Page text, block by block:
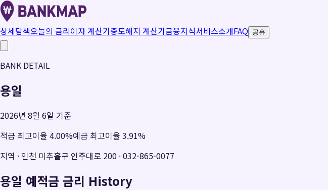
상세탐색오늘의 금리이자 계산기중도해지 계산기금융지식서비스소개FAQ 공유
BANK DETAIL
용일
2026년 8월 6일 기준
적금 최고이율 4.00%예금 최고이율 3.91%
지역 · 인천 미추홀구 인주대로 200 ·032-865-0077
용일 예적금 금리 History